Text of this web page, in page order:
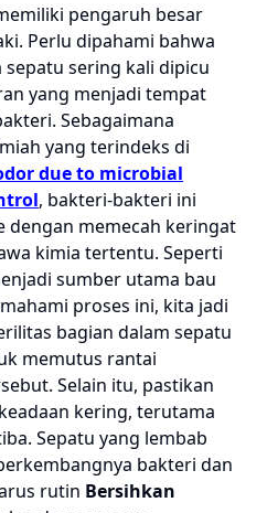
pengaruh besar
Perlu dipahami bahwa
sering kali dipicu
yang menjadi tempat
Sebagaimana
yang terindeks di
due to microbial
, bakteri-bakteri ini
dengan memecah keringat
kimia tertentu. Seperti
sumber utama bau
proses ini, kita jadi
bagian dalam sepatu
memutus rantai
Selain itu, pastikan
kering, terutama
Sepatu yang lembab
bakteri dan
rutin Bersihkan